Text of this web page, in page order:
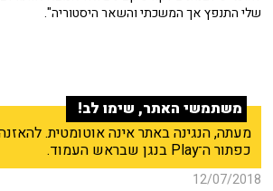
שלי התנפץ אך המשכתי והשאר היסטוריה".
משתמשי האתר, שימו לב!
מעתה, הנגינה באתר אינה אוטומטית.
כפתור ה־Play בנגן שבראש העמוד.
12/07/2018